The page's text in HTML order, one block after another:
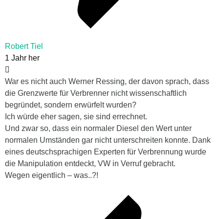
Robert Tiel
1 Jahr her
War es nicht auch Werner Ressing, der davon sprach, dass
die Grenzwerte für Verbrenner nicht wissenschaftlich
begründet, sondern erwürfelt wurden?
Ich würde eher sagen, sie sind errechnet.
Und zwar so, dass ein normaler Diesel den Wert unter
normalen Umständen gar nicht unterschreiten konnte. Dank
eines deutschsprachigen Experten für Verbrennung wurde
die Manipulation entdeckt, VW in Verruf gebracht.
Wegen eigentlich – was..?!